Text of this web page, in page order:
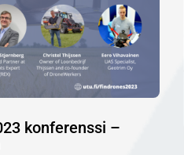
konferenssi –